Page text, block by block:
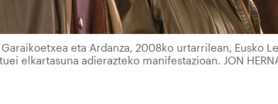
eta Ardanza, 2008ko urtarrilean, Eusko
elkartasuna adierazteko manifestazioan. JON